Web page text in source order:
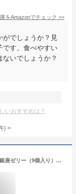
をAmazonでチェック >>
がでしょうか？見
です。食べやすい
いでしょうか？
いおすすめは？
) >
銀座千疋屋 ［3年連続楽天グルメ大賞受賞］銀座ゼリー（9個入り）［［送料無料］［ポイント2倍］～ お中元 御中元 父の日 母の日 ゼリー ギフト 詰め合わせ 贈り物 フルーツ スイーツ プレゼント お菓子 内祝い 誕生日 お祝い 御礼 快気内祝 千疋屋 ～